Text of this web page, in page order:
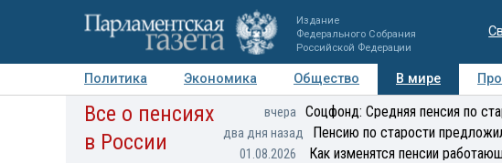
Издание
Федерального Собрания
Российской Федерации
Политика Экономика Общество В мире
Авторы Персоны Мнения Регионы
Все о пенсиях
в России
вчера Соцфонд: Средняя пенсия по
два дня назад Пенсию по старости
01.08.2026 Как изменятся пенсии